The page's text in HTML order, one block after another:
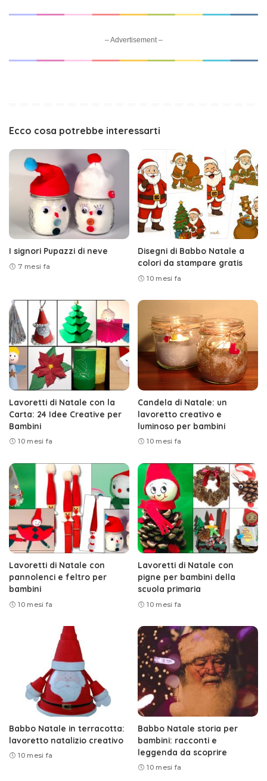
– Advertisement –
Ecco cosa potrebbe interessarti
I signori Pupazzi di neve
7 mesi fa
Disegni di Babbo Natale a
colori da stampare gratis
10 mesi fa
Lavoretti di Natale con la
Carta: 24 Idee Creative per
Bambini
10 mesi fa
Candela di Natale: un
lavoretto creativo e
luminoso per bambini
10 mesi fa
Lavoretti di Natale con
pannolenci e feltro per
bambini
10 mesi fa
Lavoretti di Natale con
pigne per bambini della
scuola primaria
10 mesi fa
Babbo Natale in terracotta:
lavoretto natalizio creativo
10 mesi fa
Babbo Natale storia per
bambini: racconti e
leggenda da scoprire
10 mesi fa